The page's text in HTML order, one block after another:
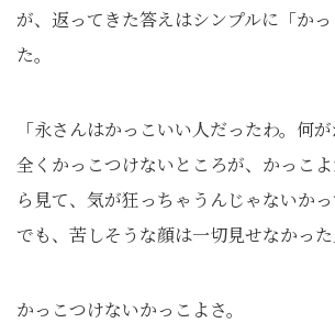
が、返ってきた答えはシンプルに「か
た。
「永さんはかっこいい人だったわ。何が
全くかっこつけないところが、かっこ
ら見て、気が狂っちゃうんじゃないか
でも、苦しそうな顔は一切見せなかった
かっこつけないかっこよさ。